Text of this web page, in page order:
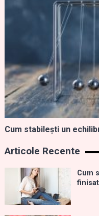
Cum stabilești un
Articole Recente
Cum